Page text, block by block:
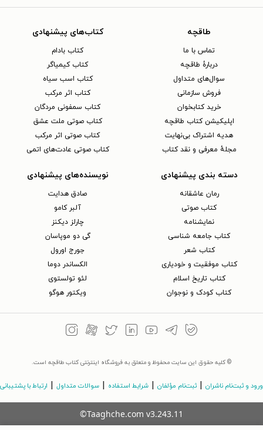
طاقچه
تماس با ما
دربارهٔ طاقچه
سوال‌های متداول
فروش سازمانی
خرید کتابخوان
اپلیکیشن کتاب طاقچه
هدیه اشتراک بی‌نهایت
مجلهٔ معرفی و نقد کتاب
کتاب‌های پیشنهادی
کتاب بادام
کتاب کیمیاگر
کتاب اسب سیاه
کتاب اثر مرکب
کتاب سمفونی مردگان
کتاب صوتی ملت عشق
کتاب صوتی اثر مرکب
کتاب صوتی عادت‌های اتمی
دسته بندی پیشنهادی
رمان عاشقانه
کتاب‌ صوتی
نمایشنامه
کتاب جامعه شناسی
کتاب شعر
کتاب موفقیت و خودیاری
کتاب تاریخ اسلام
کتاب کودک و نوجوان
نویسنده‌های پیشنهادی
صادق هدایت
آلبر کامو
چارلز دیکنز
گی دو موپاسان
جورج اورول
الکساندر دوما
لئو تولستوی
ویکتور هوگو
© کلیه حقوق این سایت محفوظ و متعلق به فروشگاه اینترنتی کتاب طاقچه است.
ورود و ثبت‌نام ناشران | ثبت‌نام مؤلفان | شرایط استفاده | سوالات متداول | ارتباط با پشتیبانی
©Taaghche.com v3.243.11